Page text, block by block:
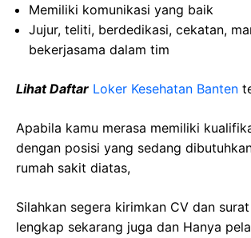
Memiliki komunikasi yang baik
Jujur, teliti, berdedikasi, cekatan,
bekerjasama dalam tim
Lihat Daftar Loker Kesehatan Banten
Apabila kamu merasa memiliki
dengan posisi yang sedang
rumah sakit diatas,
Silahkan segera kirimkan CV dan
lengkap sekarang juga dan Hanya